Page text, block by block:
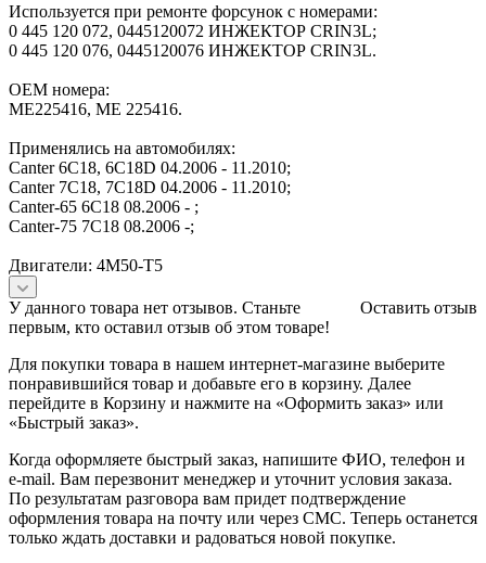
Используется при ремонте форсунок с номерами:
0 445 120 072, 0445120072 ИНЖЕКТОР CRIN3L;
0 445 120 076, 0445120076 ИНЖЕКТОР CRIN3L.
OEM номера:
ME225416, ME 225416.
Применялись на автомобилях:
Canter 6C18, 6C18D 04.2006 - 11.2010;
Canter 7C18, 7C18D 04.2006 - 11.2010;
Canter-65 6C18 08.2006 - ;
Canter-75 7C18 08.2006 -;
Двигатели: 4M50-T5
Оставить отзыв
У данного товара нет отзывов. Станьте
первым, кто оставил отзыв об этом товаре!
Для покупки товара в нашем интернет-магазине выберите
понравившийся товар и добавьте его в корзину. Далее
перейдите в Корзину и нажмите на «Оформить заказ» или
«Быстрый заказ».
Когда оформляете быстрый заказ, напишите ФИО, телефон и
e-mail. Вам перезвонит менеджер и уточнит условия заказа.
По результатам разговора вам придет подтверждение
оформления товара на почту или через СМС. Теперь останется
только ждать доставки и радоваться новой покупке.